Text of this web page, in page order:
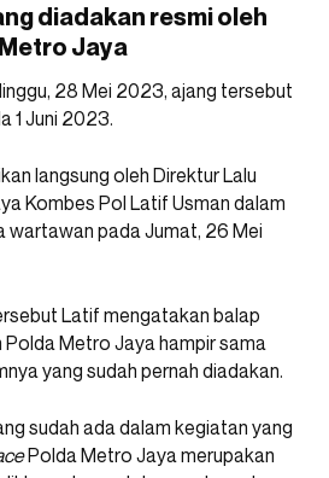
diadakan resmi oleh
Jaya
28 Mei 2023, ajang tersebut
1 Juni 2023.
langsung oleh Direktur Lalu
Kombes Pol Latif Usman dalam
wartawan pada Jumat, 26 Mei
Latif mengatakan balap
Polda Metro Jaya hampir sama
yang sudah pernah diadakan.
sudah ada dalam kegiatan yang
Polda Metro Jaya merupakan